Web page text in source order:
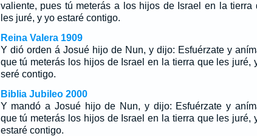
valiente, pues tú meterás a los hijos de Israel en la tierra
les juré, y yo estaré contigo.
Reina Valera 1909
Y dió orden á Josué hijo de Nun, y dijo: Esfuérzate y
que tú meterás los hijos de Israel en la tierra que les juré,
seré contigo.
Biblia Jubileo 2000
Y mandó a Josué hijo de Nun, y dijo: Esfuérzate y
que tú meterás los hijos de Israel en la tierra que les juré,
estaré contigo.